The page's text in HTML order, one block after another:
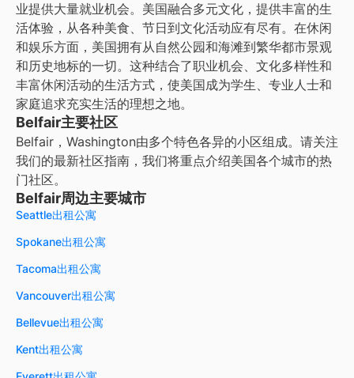
业提供大量就业机会。美国融合多元文化，提供丰富的生
活体验，从各种美食、节日到文化活动应有尽有。在休闲
和娱乐方面，美国拥有从自然公园和海滩到繁华都市景观
和历史地标的一切。这种结合了职业机会、文化多样性和
丰富休闲活动的生活方式，使美国成为学生、专业人士和
家庭追求充实生活的理想之地。
Belfair主要社区
Belfair，Washington由多个特色各异的小区组成。请关注
我们的最新社区指南，我们将重点介绍美国各个城市的热
门社区。
Belfair周边主要城市
Seattle出租公寓
Spokane出租公寓
Tacoma出租公寓
Vancouver出租公寓
Bellevue出租公寓
Kent出租公寓